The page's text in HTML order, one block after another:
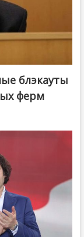
блэкауты
ферм